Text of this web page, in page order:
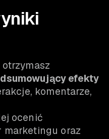
otrzymasz
efekty
komentarze,
ocenić
oraz